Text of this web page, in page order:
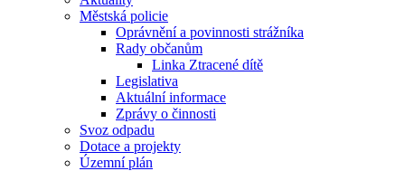
Městská policie
Oprávnění a povinnosti strážníka
Rady občanům
Linka Ztracené dítě
Legislativa
Aktuální informace
Zprávy o činnosti
Svoz odpadu
Dotace a projekty
Územní plán